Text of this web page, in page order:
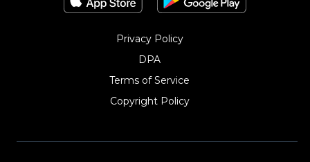
Privacy Policy
DPA
Terms of Service
Copyright Policy‎